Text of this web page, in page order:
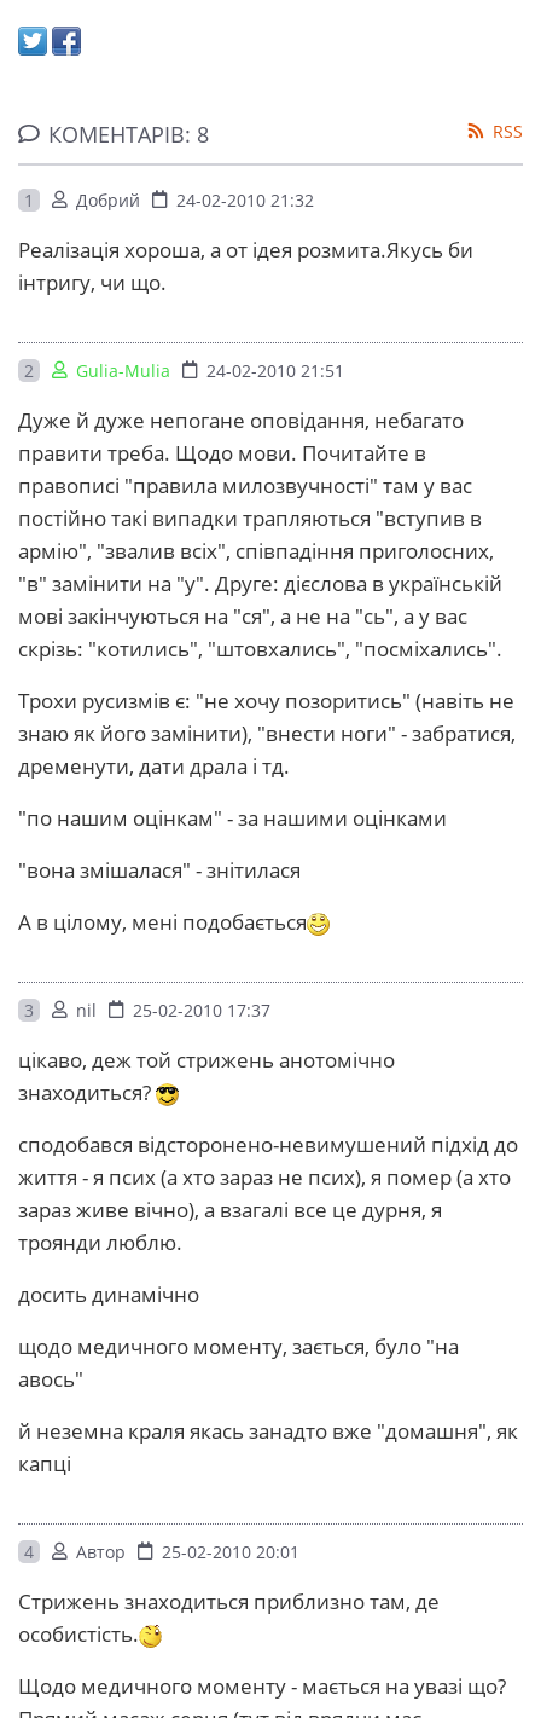
КОМЕНТАРІВ: 8 RSS
1 Добрий 24-02-2010 21:32
Реалізація хороша, а от ідея розмита.Якусь би
інтригу, чи що.
2 Gulia-Mulia 24-02-2010 21:51
Дуже й дуже непогане оповідання, небагато
правити треба. Щодо мови. Почитайте в
правописі "правила милозвучності" там у вас
постійно такі випадки трапляються "вступив в
армію", "звалив всіх", співпадіння приголосних,
"в" замінити на "у". Друге: дієслова в українській
мові закінчуються на "ся", а не на "сь", а у вас
скрізь: "котились", "штовхались", "посміхались".
Трохи русизмів є: "не хочу позоритись" (навіть не
знаю як його замінити), "внести ноги" - забратися,
дременути, дати драла і тд.
"по нашим оцінкам" - за нашими оцінками
"вона змішалася" - знітилася
А в цілому, мені подобається
3 nil 25-02-2010 17:37
цікаво, деж той стрижень анотомічно
знаходиться?
сподобався відсторонено-невимушений підхід до
життя - я псих (а хто зараз не псих), я помер (а хто
зараз живе вічно), а взагалі все це дурня, я
троянди люблю.
досить динамічно
щодо медичного моменту, зається, було "на
авось"
й неземна краля якась занадто вже "домашня", як
капці
4 Автор 25-02-2010 20:01
Стрижень знаходиться приблизно там, де
особистість.
Щодо медичного моменту - мається на увазі що?